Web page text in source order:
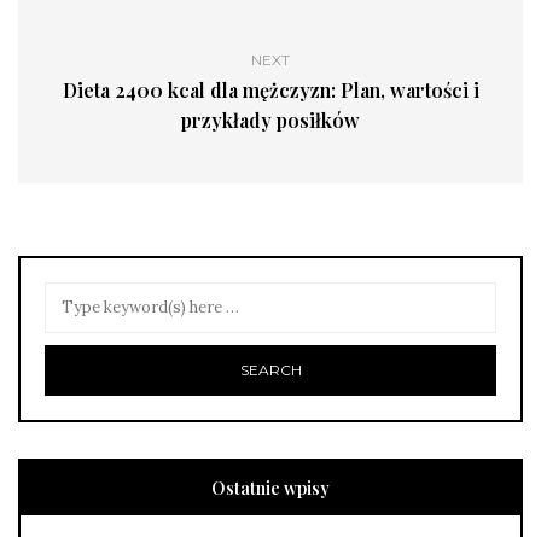
NEXT
Dieta 2400 kcal dla mężczyzn: Plan, wartości i
przykłady posiłków
Ostatnie wpisy